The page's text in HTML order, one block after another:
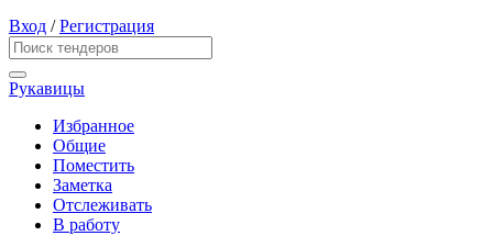
Вход /Регистрация
Рукавицы
Избранное
Общие
Поместить
Заметка
Отслеживать
В работу